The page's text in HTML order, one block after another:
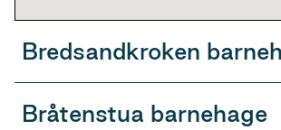
Bredsandkroken
Bråtenstua barnehage